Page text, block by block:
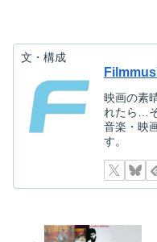
文・構成
映画の素
れたら…
音楽・映
す。